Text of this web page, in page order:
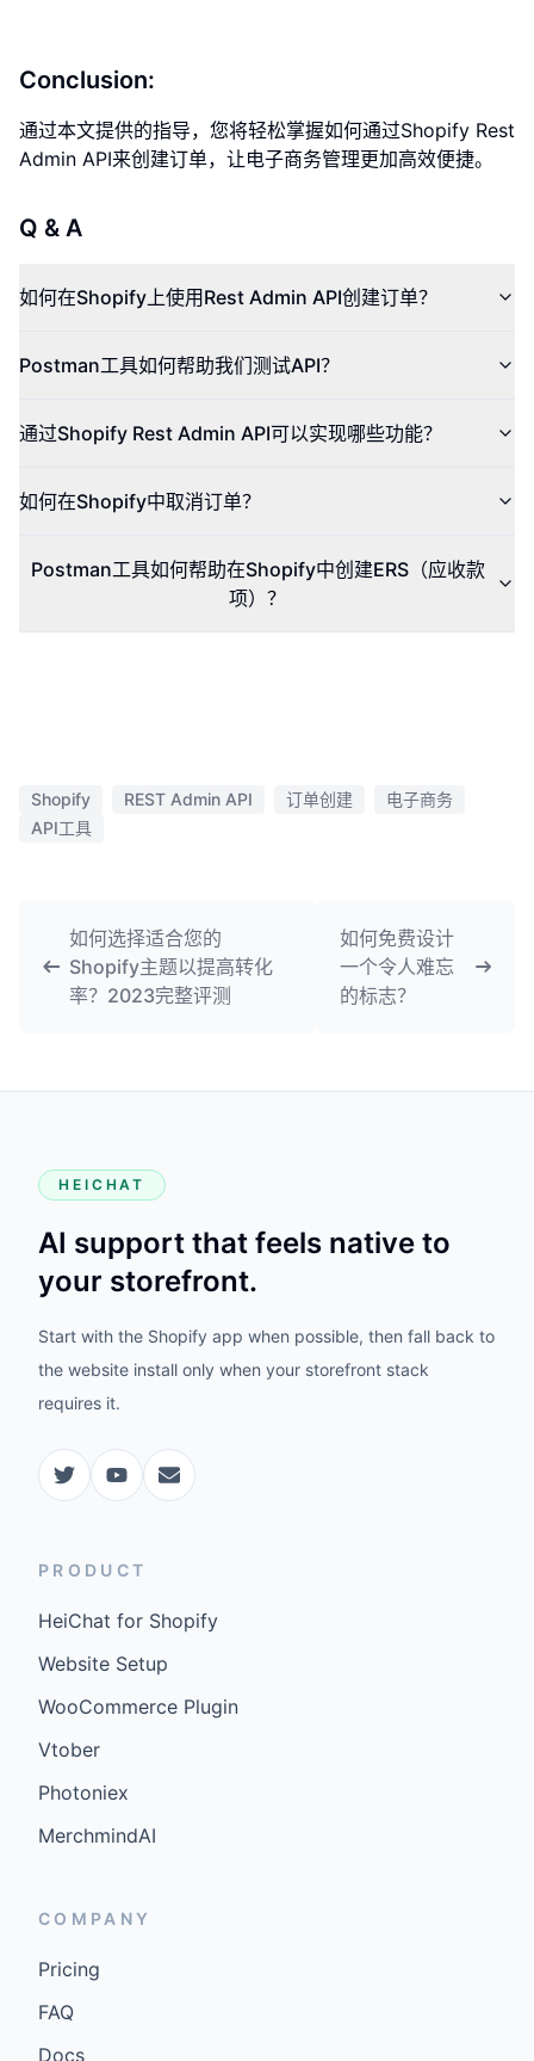
Conclusion:
通过本文提供的指导，您将轻松掌握如何通过Shopify Rest
Admin API来创建订单，让电子商务管理更加高效便捷。
Q & A
如何在Shopify上使用Rest Admin API创建订单？
Postman工具如何帮助我们测试API？
通过Shopify Rest Admin API可以实现哪些功能？
如何在Shopify中取消订单？
Postman工具如何帮助在Shopify中创建ERS（应收款
项）？
Shopify REST Admin API 订单创建
电子商务
API工具
如何选择适合您的
Shopify主题以提高转化
率？2023完整评测
如何免费设计
一个令人难忘
的标志？
HEICHAT
AI support that feels native to
your storefront.
Start with the Shopify app when possible, then fall back to
the website install only when your storefront stack
requires it.
PRODUCT
HeiChat for Shopify
Website Setup
WooCommerce Plugin
Vtober
Photoniex
MerchmindAI
COMPANY
Pricing
FAQ
Docs